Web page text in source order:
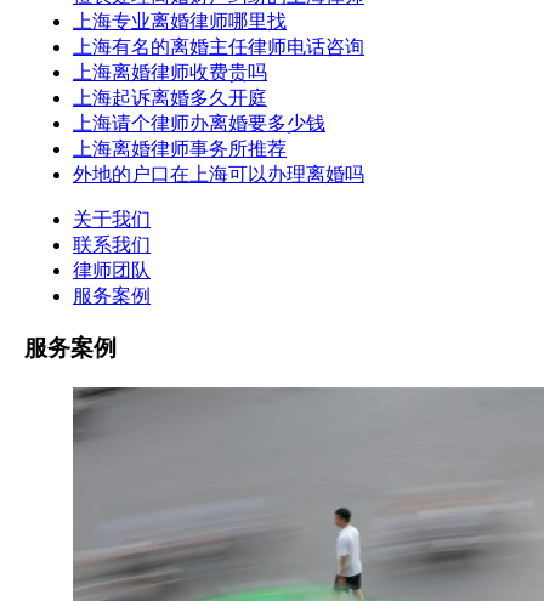
上海专业离婚律师哪里找
上海有名的离婚主任律师电话咨询
上海离婚律师收费贵吗
上海起诉离婚多久开庭
上海请个律师办离婚要多少钱
上海离婚律师事务所推荐
外地的户口在上海可以办理离婚吗
关于我们
联系我们
律师团队
服务案例
服务案例